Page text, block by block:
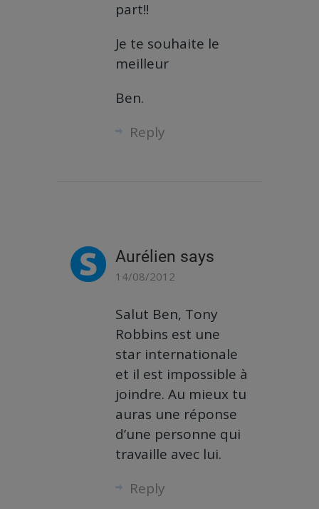
part!!
Je te souhaite le
meilleur
Ben.
Reply
Aurélien says
14/08/2012
Salut Ben, Tony
Robbins est une
star internationale
et il est impossible à
joindre. Au mieux tu
auras une réponse
d’une personne qui
travaille avec lui.
Reply